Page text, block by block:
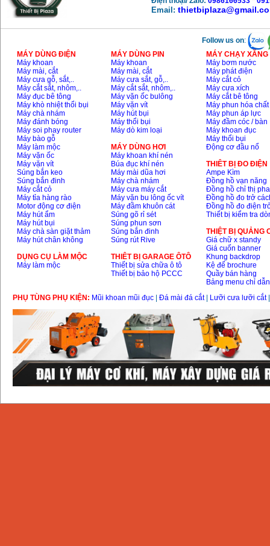
Email:
Follow us on:
MÁY DÙNG ĐIỆN
Máy khoan
Máy mài, cắt
Máy cưa gỗ, sắt,..
Máy cắt sắt, nhôm,..
Máy đục bê tông
Máy khò nhiệt thổi bụi
Máy chà nhám
Máy đánh bóng
Máy soi phay router
Máy bào gỗ
Máy làm mộc
Máy vặn ốc
Máy vặn vít
Súng bắn keo
Súng bắn đinh
Máy cắt cỏ
Máy tỉa hàng rào
Motor động cơ điện
Máy hút ẩm
Máy hút bụi
Máy chà sàn giặt thảm
Máy hút chân không
DỤNG CỤ LÀM MỘC
Máy làm mộc
MÁY DÙNG PIN
Máy khoan
Máy mài, cắt
Máy cưa sắt, gỗ,..
Máy cắt sắt, nhôm,..
Máy vặn ốc bulông
Máy vặn vít
Máy hút bụi
Máy thổi bụi
Máy dò kim loại
MÁY DÙNG HƠI
Máy khoan khí nén
Búa đục khí nén
Máy mài dũa hơi
Máy chà nhám
Máy cưa máy cắt
Máy vặn bu lông ốc vít
Máy đầm khuôn cát
Súng gõ rỉ sét
Súng phun sơn
Súng bắn đinh
Súng rút Rive
THIÊT BỊ GARAGE ÔTÔ
Thiết bị sửa chữa ô tô
Thiết bị bảo hộ PCCC
MÁY CHẠY
Máy bơm nước
Máy phát điện
Máy cắt cỏ
Máy cưa xích
Máy cắt bê tông
Máy phun hóa chất
Máy phun áp lực
Máy đầm cóc / bàn
Máy khoan đục
Máy thổi bụi
Động cơ đầu nổ
THIÊT BỊ ĐO ĐIỆN
Ampe Kìm
Đồng hồ vạn năng
Đồng hồ chỉ thị pha
Đồng hồ đo trở
Đồng hồ đo điện
Thiết bị kiểm tra
THIỆT BỊ QUẢNG
Giá chữ x standy
Giá cuốn banner
Khung backdrop
Kệ để brochure
Quầy bán hàng
Bảng menu chỉ dẫn
PHỤ TÙNG PHỤ KIỆN: Mũi khoan mũi đục Đá mài đá cắt| Lưỡi cưa lưỡi cắt